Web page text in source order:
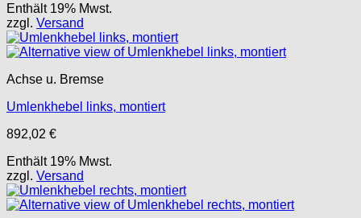
Enthält 19% Mwst.
zzgl. Versand
Achse u. Bremse
Umlenkhebel links, montiert
892,02 €
Enthält 19% Mwst.
zzgl. Versand